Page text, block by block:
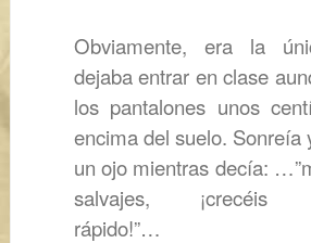
Obviamente, era la
dejaba entrar en clase
los pantalones unos
encima del suelo. Sonreía
un ojo mientras decía:
salvajes, ¡crecéis
rápido!”…